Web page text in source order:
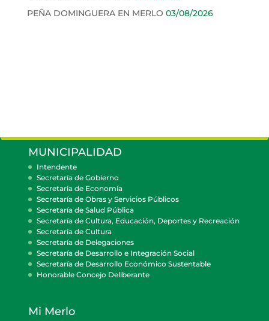
PEÑA DOMINGUERA EN MERLO 03/08/2026
MUNICIPALIDAD
Intendente
Secretaría de Gobierno
Secretaría de Economía
Secretaría de Obras y Servicios Públicos
Secretaría de Salud Pública
Secretaría de Cultura, Educación, Deportes y Recreación
Secretaría de Cultura
Secretaría de Delegaciones
Secretaría de Desarrollo e Integración Social
Secretaría de Desarrollo Económico Sustentable
Honorable Concejo Deliberante
Mi Merlo